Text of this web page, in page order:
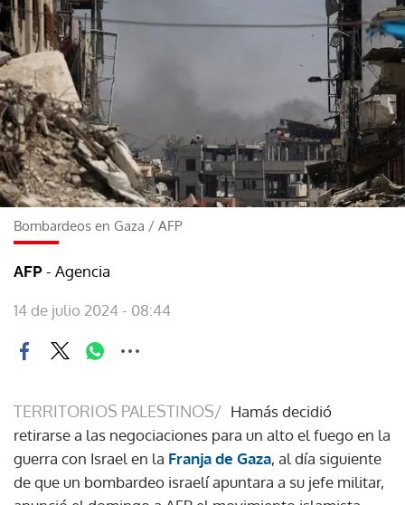
Bombardeos en Gaza / AFP
AFP - Agencia
14 de julio 2024 - 08:44
TERRITORIOS PALESTINOS/ Hamás decidió
retirarse a las negociaciones para un alto el fuego en la
guerra con Israel en la Franja de Gaza, al día siguiente
de que un bombardeo israelí apuntara a su jefe militar,